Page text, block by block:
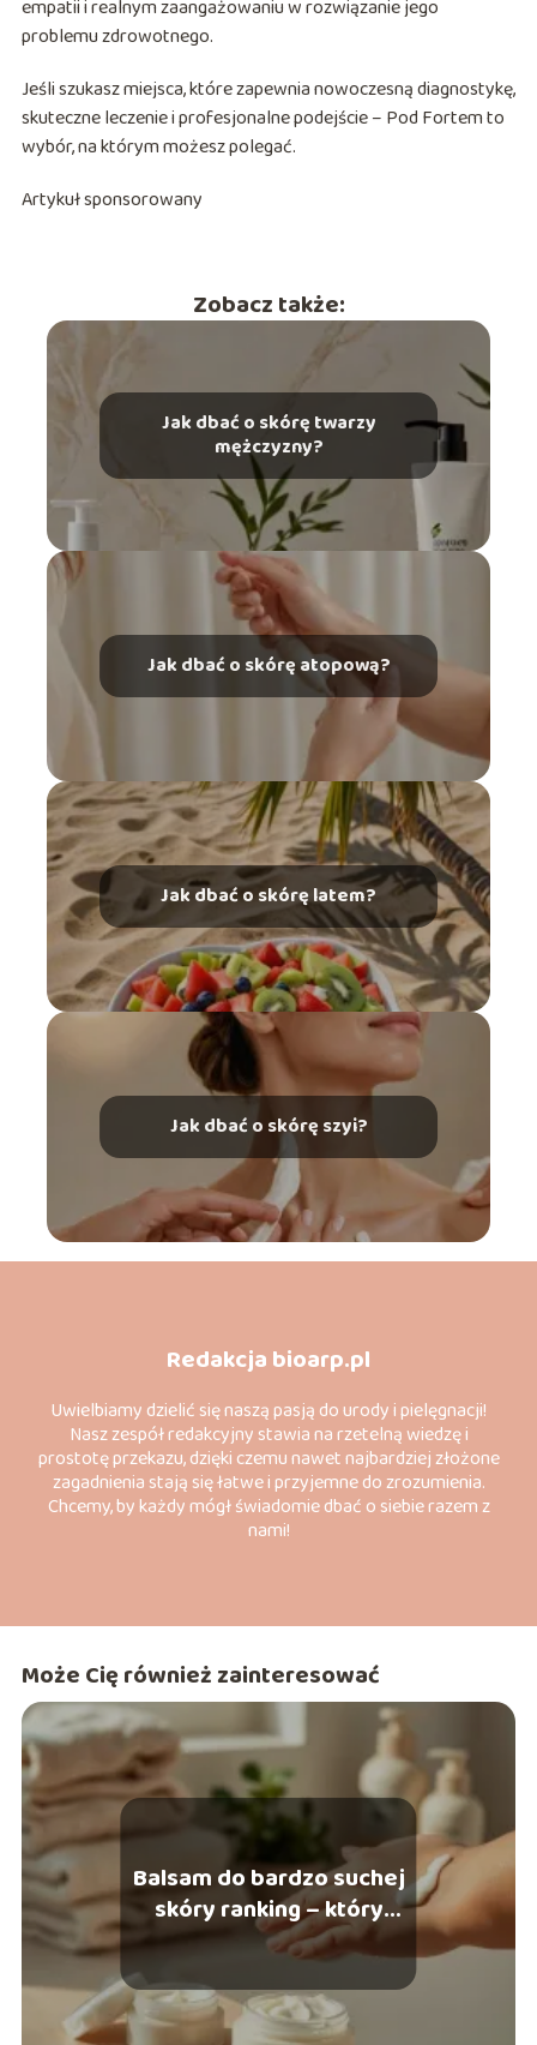
empatii i realnym zaangażowaniu w rozwiązanie jego
problemu zdrowotnego.
Jeśli szukasz miejsca, które zapewnia nowoczesną diagnostykę,
skuteczne leczenie i profesjonalne podejście – Pod Fortem to
wybór, na którym możesz polegać.
Artykuł sponsorowany
Zobacz także:
Jak dbać o skórę twarzy
mężczyzny?
Jak dbać o skórę atopową?
Jak dbać o skórę latem?
Jak dbać o skórę szyi?
Redakcja bioarp.pl
Uwielbiamy dzielić się naszą pasją do urody i pielęgnacji!
Nasz zespół redakcyjny stawia na rzetelną wiedzę i
prostotę przekazu, dzięki czemu nawet najbardziej złożone
zagadnienia stają się łatwe i przyjemne do zrozumienia.
Chcemy, by każdy mógł świadomie dbać o siebie razem z
nami!
Może Cię również zainteresować
Balsam do bardzo suchej
skóry ranking – który
wybrać?